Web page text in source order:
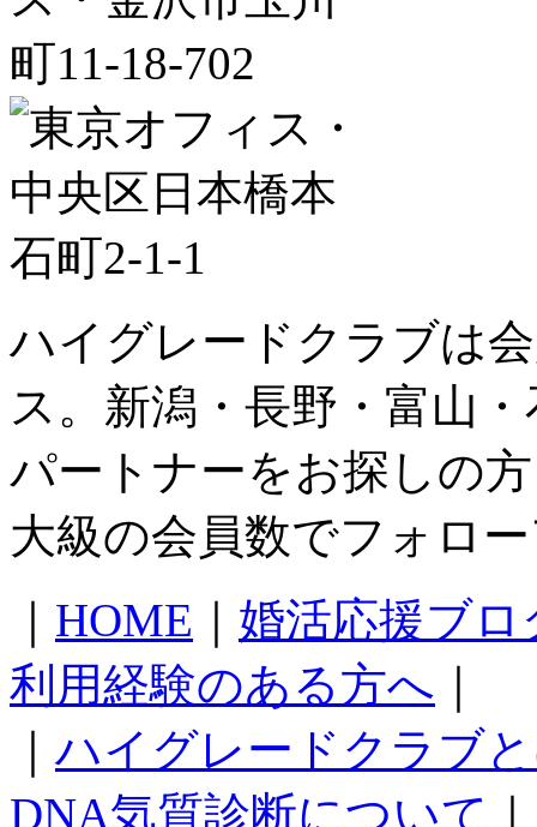
ハイグレードクラブは
ス。新潟・長野・富山
パートナーをお探しの
大級の会員数でフォロ
HOME
婚活応援ブロ
利用経験のある方へ
｜ハイグレードクラブ
DNA気質診断について